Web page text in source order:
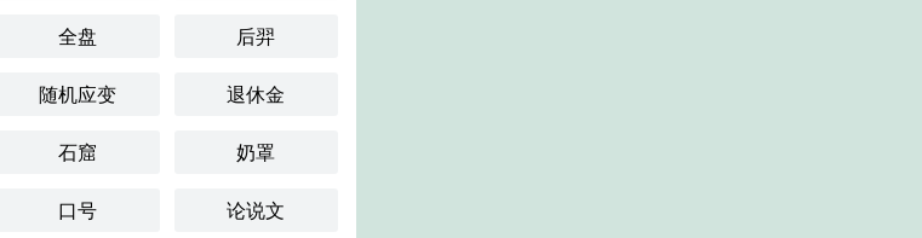
全盘 后羿
随机应变 退休金
石窟 奶罩
口号 论说文